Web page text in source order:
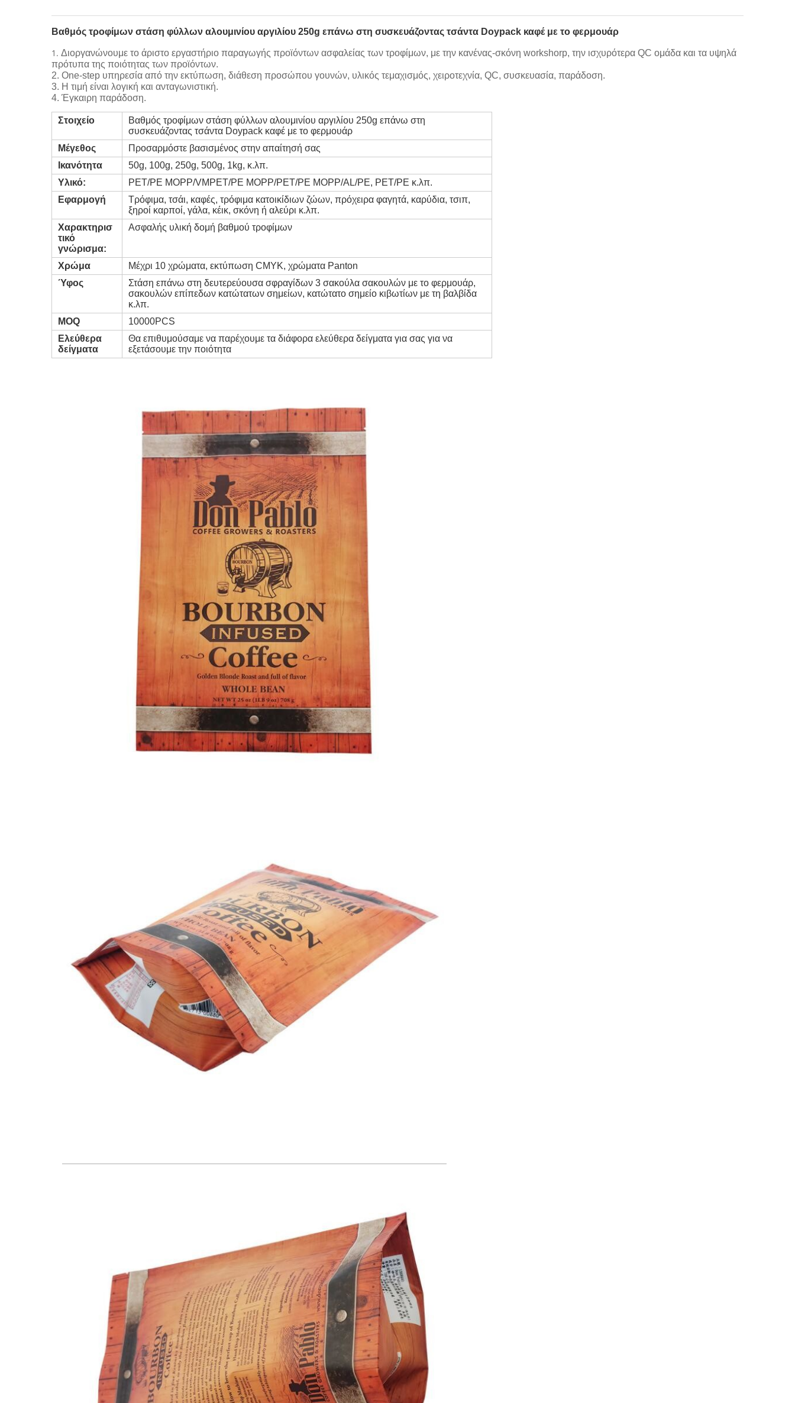
Βαθμός τροφίμων στάση φύλλων αλουμινίου αργιλίου 250g επάνω στη συσκευάζοντας τσάντα Doypack καφέ με το φερμουάρ
1. Διοργανώνουμε το άριστο εργαστήριο παραγωγής προϊόντων ασφαλείας των τροφίμων, με την κανένας-σκόνη workshorp, την ισχυρότερα QC ομάδα και τα υψηλά
πρότυπα της ποιότητας των προϊόντων.
2. One-step υπηρεσία από την εκτύπωση, διάθεση προσώπου γουνών, υλικός τεμαχισμός, χειροτεχνία, QC, συσκευασία, παράδοση.
3. Η τιμή είναι λογική και ανταγωνιστική.
4. Έγκαιρη παράδοση.
Στοιχείο
Βαθμός τροφίμων στάση φύλλων αλουμινίου αργιλίου 250g επάνω στη
συσκευάζοντας τσάντα Doypack καφέ με το φερμουάρ
Μέγεθος
Προσαρμόστε βασισμένος στην απαίτησή σας
Ικανότητα
50g, 100g, 250g, 500g, 1kg, κ.λπ.
Υλικό:
PET/PE MOPP/VMPET/PE MOPP/PET/PE MOPP/AL/PE, PET/PE κ.λπ.
Εφαρμογή
Τρόφιμα, τσάι, καφές, τρόφιμα κατοικίδιων ζώων, πρόχειρα φαγητά, καρύδια, τσιπ,
ξηροί καρποί, γάλα, κέικ, σκόνη ή αλεύρι κ.λπ.
Χαρακτηρισ
τικό
γνώρισμα:
Ασφαλής υλική δομή βαθμού τροφίμων
Χρώμα
Μέχρι 10 χρώματα, εκτύπωση CMYK, χρώματα Panton
Ύφος
Στάση επάνω στη δευτερεύουσα σφραγίδων 3 σακούλα σακουλών με το φερμουάρ,
σακουλών επίπεδων κατώτατων σημείων, κατώτατο σημείο κιβωτίων με τη βαλβίδα
κ.λπ.
MOQ
10000PCS
Ελεύθερα
δείγματα
Θα επιθυμούσαμε να παρέχουμε τα διάφορα ελεύθερα δείγματα για σας για να
εξετάσουμε την ποιότητα